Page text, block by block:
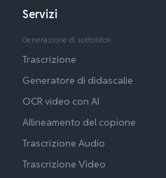
Servizi
Generazione di sottotitoli
Trascrizione
Generatore di didascalie
OCR video con AI
Allineamento del copione
Trascrizione Audio
Trascrizione Video